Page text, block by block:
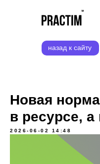
назад к сайту
Новая
в ресурсе, а
2026-06-02 14:48